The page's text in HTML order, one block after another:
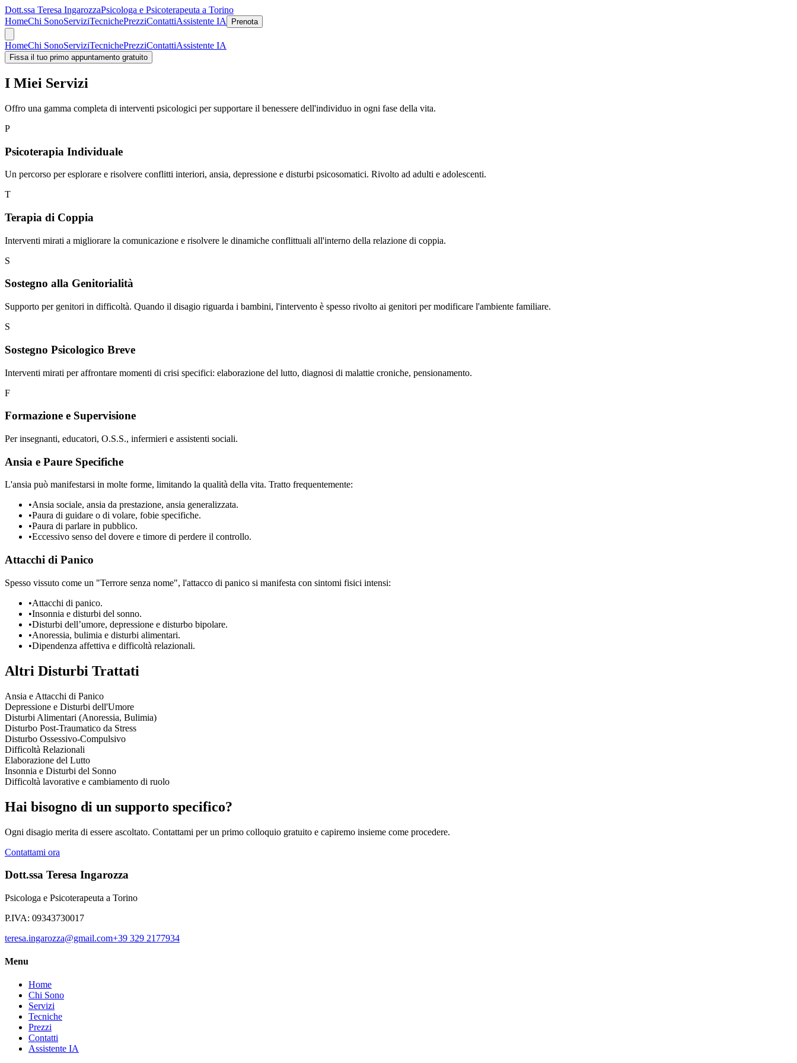
Dott.ssa Teresa IngarozzaPsicologa e Psicoterapeuta a Torino
HomeChi SonoServiziTecnichePrezziContattiAssistente IA Prenota
HomeChi SonoServiziTecnichePrezziContattiAssistente IA
Fissa il tuo primo appuntamento gratuito
I Miei Servizi
Offro una gamma completa di interventi psicologici per supportare il benessere dell'individuo in ogni fase della vita.
P
Psicoterapia Individuale
Un percorso per esplorare e risolvere conflitti interiori, ansia, depressione e disturbi psicosomatici. Rivolto ad adulti e adolescenti.
T
Terapia di Coppia
Interventi mirati a migliorare la comunicazione e risolvere le dinamiche conflittuali all'interno della relazione di coppia.
S
Sostegno alla Genitorialità
Supporto per genitori in difficoltà. Quando il disagio riguarda i bambini, l'intervento è spesso rivolto ai genitori per modificare l'ambiente familiare.
S
Sostegno Psicologico Breve
Interventi mirati per affrontare momenti di crisi specifici: elaborazione del lutto, diagnosi di malattie croniche, pensionamento.
F
Formazione e Supervisione
Per insegnanti, educatori, O.S.S., infermieri e assistenti sociali.
Ansia e Paure Specifiche
L'ansia può manifestarsi in molte forme, limitando la qualità della vita. Tratto frequentemente:
•Ansia sociale, ansia da prestazione, ansia generalizzata.
•Paura di guidare o di volare, fobie specifiche.
•Paura di parlare in pubblico.
•Eccessivo senso del dovere e timore di perdere il controllo.
Attacchi di Panico
Spesso vissuto come un "Terrore senza nome", l'attacco di panico si manifesta con sintomi fisici intensi:
•Attacchi di panico.
•Insonnia e disturbi del sonno.
•Disturbi dell’umore, depressione e disturbo bipolare.
•Anoressia, bulimia e disturbi alimentari.
•Dipendenza affettiva e difficoltà relazionali.
Altri Disturbi Trattati
Ansia e Attacchi di Panico
Depressione e Disturbi dell'Umore
Disturbi Alimentari (Anoressia, Bulimia)
Disturbo Post-Traumatico da Stress
Disturbo Ossessivo-Compulsivo
Difficoltà Relazionali
Elaborazione del Lutto
Insonnia e Disturbi del Sonno
Difficoltà lavorative e cambiamento di ruolo
Hai bisogno di un supporto specifico?
Ogni disagio merita di essere ascoltato. Contattami per un primo colloquio gratuito e capiremo insieme come procedere.
Contattami ora
Dott.ssa Teresa Ingarozza
Psicologa e Psicoterapeuta a Torino
P.IVA: 09343730017
teresa.ingarozza@gmail.com+39 329 2177934
Menu
Home
Chi Sono
Servizi
Tecniche
Prezzi
Contatti
Assistente IA